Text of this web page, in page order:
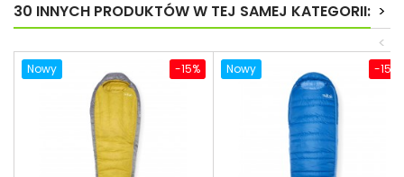
30 INNYCH PRODUKTÓW W TEJ SAMEJ KATEGORII: >
<
Nowy -15% Nowy -15%